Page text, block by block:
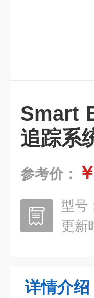
Smart
追踪系
参考价：
型号
更新
详情介绍